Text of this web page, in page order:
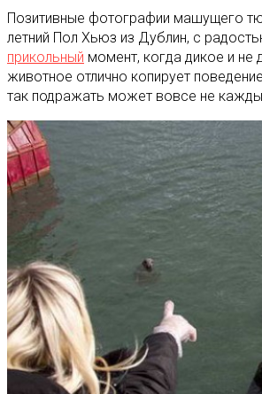
Позитивные фотографии машущего
летний Пол Хьюз из Дублин, с
прикольный момент, когда дикое и не
животное отлично копирует
так подражать может вовсе не